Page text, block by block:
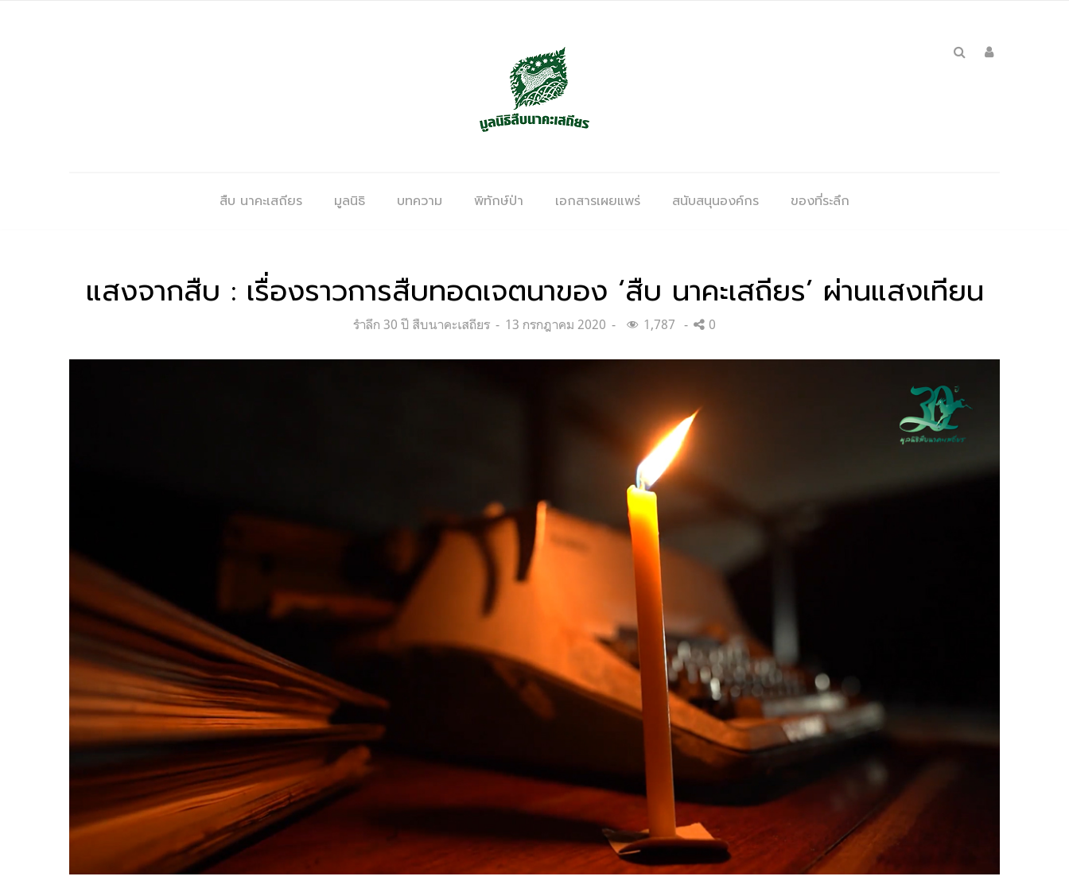
สืบ นาคะเสถียร มูลนิธิ บทความ พิทักษ์ป่า เอกสารเผยแพร่ สนับสนุนองค์กร ของที่ระลึก
แสงจากสืบ : เรื่องราวการสืบทอดเจตนาของ ‘สืบ นาคะเสถียร’ ผ่านแสงเทียน
Categories:
รำลึก 30 ปี สืบนาคะเสถียร
Posted
13 กรกฎาคม 2020 1,787 0